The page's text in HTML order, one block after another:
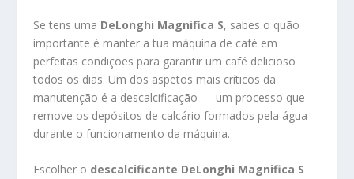
Se tens uma DeLonghi Magnifica S, sabes o quão
importante é manter a tua máquina de café em
perfeitas condições para garantir um café delicioso
todos os dias. Um dos aspetos mais críticos da
manutenção é a descalcificação — um processo que
remove os depósitos de calcário formados pela água
durante o funcionamento da máquina.
Escolher o descalcificante DeLonghi Magnifica S